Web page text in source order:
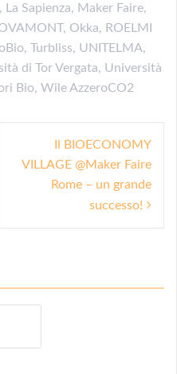
, La Sapienza, Maker Faire,
, Okka, ROELMI
, Turbliss, UNITELMA,
di Tor Vergata, Università
Bio, Wile AzzeroCO2
Il BIOECONOMY
VILLAGE @Maker Faire
Rome – un grande
successo!